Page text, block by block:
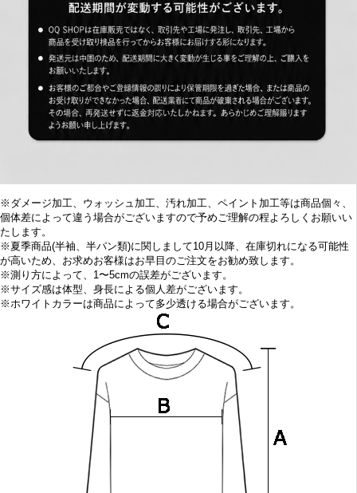
※ダメージ加工、ウォッシュ加工、汚れ加工、ペイント加工等は商品個々、
個体差によって違う場合がございますので予めご理解の程よろしくお願いい
たします。
※ 夏季商品(半袖、半パン類)に関しまして10月以降、在庫切れになる可能性
が高いため、お求めお客様はお早目のご注文をお勧め致します。
※測り方によって、1〜5cmの誤差がございます。
※サイズ感は体型、身長による個人差がございます。
※ホワイトカラーは商品によって多少透ける場合がございます。